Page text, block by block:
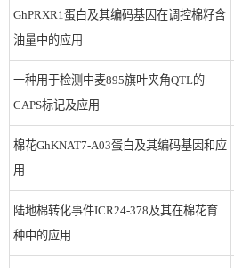
GhPRXR1蛋白及其编码基因在调控棉籽含
油量中的应用
一种用于检测中麦895旗叶夹角QTL的
CAPS标记及应用
棉花GhKNAT7-A03蛋白及其编码基因和应
用
陆地棉转化事件ICR24-378及其在棉花育
种中的应用